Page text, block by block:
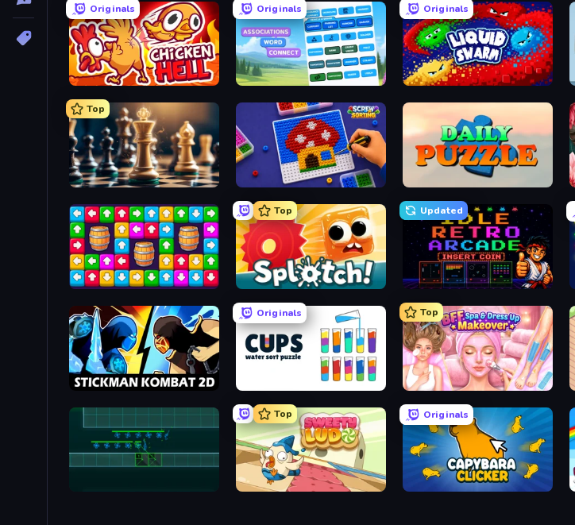
Originals
Chicken Hell
Originals
Associations - Word Connect
Originals
Liquid Swarm
Top
Chess Free Screw Sorting
Tap Away Story
Top
Splotch!
Updated
Idle Retro Arcade
Stickman Kombat 2D
Originals Top
BFF Makeover - Spa & Dress Up
Top
Sweety Ludo
Originals
Capybara Clicker